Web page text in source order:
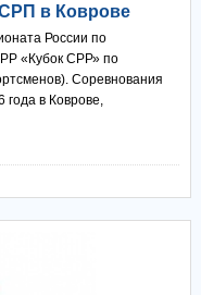
в Коврове
России по
«Кубок СРР» по
Соревнования
года в Коврове,